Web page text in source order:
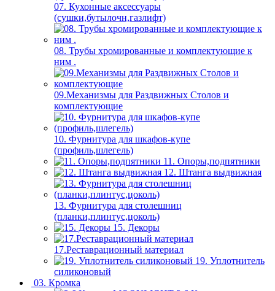
07. Кухонные аксессуары
(сушки,бутылочн,газлифт)
08. Трубы хромированные и комплектующие к
ним .
09.Механизмы для Раздвижных Столов и
комплектующие
10. Фурнитура для шкафов-купе
(профиль,шлегель)
11. Опоры,подпятники
12. Штанга выдвижная
13. Фурнитура для столешниц
(планки,плинтус,цоколь)
15. Декоры
17.Реставрационный материал
19. Уплотнитель
силиконовый
03. Кромка